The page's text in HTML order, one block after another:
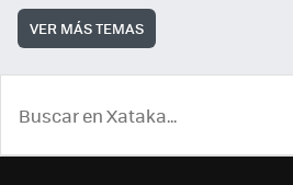
VER MÁS TEMAS